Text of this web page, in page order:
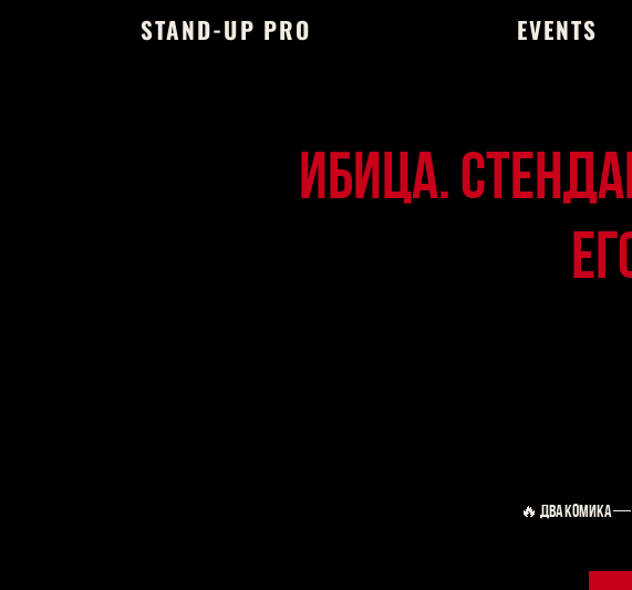
STAND-UP PRO EVENTS
ИБИЦА.